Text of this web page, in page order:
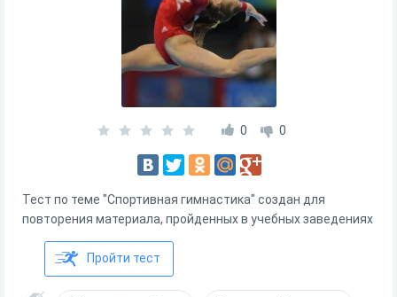
0 0
Тест по теме "Спортивная гимнастика" создан для
повторения материала, пройденных в учебных заведениях
Пройти тест